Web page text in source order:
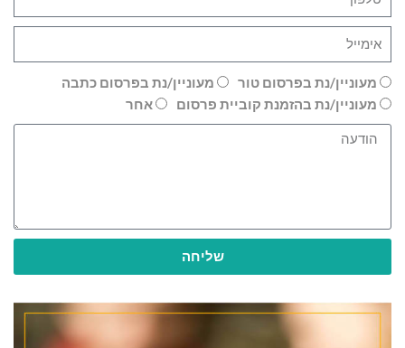
מעוניין/נת בפרסום טור
מעוניין/נת בפרסום כתבה
מעוניין/נת בהזמנת קוביית פרסום
אחר
שליחה